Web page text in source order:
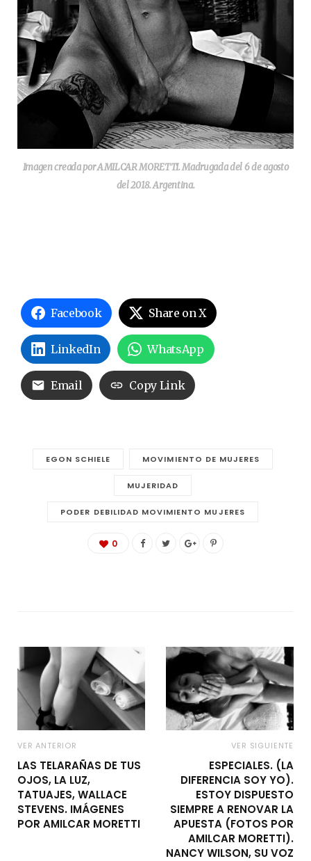
Imagen creada por AMILCAR MORETTI. Madrugada del 6 de agosto
del 2018. Argentina.
Facebook Share on X
LinkedIn WhatsApp
Email Copy Link
EGON SCHIELE MOVIMIENTO DE MUJERES
MUJERIDAD
PODER DEBILIDAD MOVIMIENTO MUJERES
0
VER ANTERIOR
LAS TELARAÑAS DE TUS
OJOS, LA LUZ,
TATUAJES, WALLACE
STEVENS. IMÁGENES
POR AMILCAR MORETTI
VER SIGUIENTE
ESPECIALES. (LA
DIFERENCIA SOY YO).
ESTOY DISPUESTO
SIEMPRE A RENOVAR LA
APUESTA (FOTOS POR
AMILCAR MORETTI).
NANCY WILSON, SU VOZ